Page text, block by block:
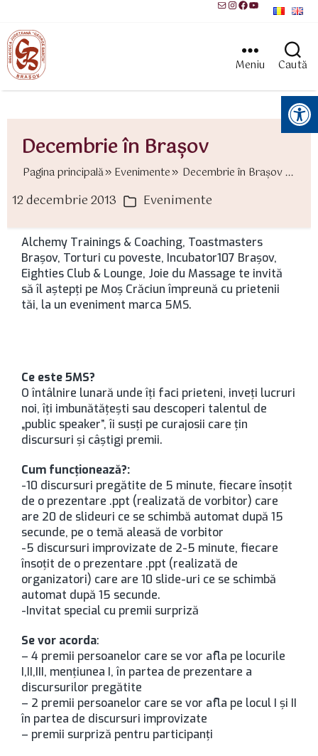
MailInstagram
Facebook
YouTube
Meniu Caută
Instrumente pentru accesibilitate
Decembrie în Braşov
Pagina principală Evenimente Decembrie în Braşov ...
12 decembrie 2013 Categorii
Evenimente
Alchemy Trainings & Coaching, Toastmasters
Braşov, Torturi cu poveste, Incubator107 Brașov,
Eighties Club & Lounge, Joie du Massage te invită
să îl aştepţi pe Moş Crăciun împreună cu prietenii
tăi, la un eveniment marca 5MS.
Ce este 5MS?
O întâlnire lunară unde îţi faci prieteni, inveţi lucruri
noi, îţi imbunătăţeşti sau descoperi talentul de
„public speaker”, îi susţi pe curajosii care ţin
discursuri şi câştigi premii.
Cum funcţionează?:
-10 discursuri pregătite de 5 minute, fiecare însoţit
de o prezentare .ppt (realizată de vorbitor) care
are 20 de slideuri ce se schimbă automat după 15
secunde, pe o temă aleasă de vorbitor
-5 discursuri improvizate de 2-5 minute, fiecare
însoţit de o prezentare .ppt (realizată de
organizatori) care are 10 slide-uri ce se schimbă
automat după 15 secunde.
-Invitat special cu premii surpriză
Se vor acorda:
– 4 premii persoanelor care se vor afla pe locurile
I,II,III, menţiunea I, în partea de prezentare a
discursurilor pregătite
– 2 premii persoanelor care se vor afla pe locul I şi II
în partea de discursuri improvizate
– premii surpriză pentru participanţi